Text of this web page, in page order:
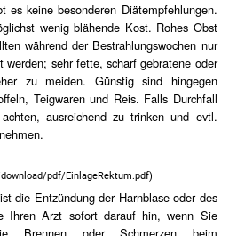
es keine besonderen Diätempfehlungen.
wenig blähende Kost. Rohes Obst
während der Bestrahlungswochen nur
werden; sehr fette, scharf gebratene oder
zu meiden. Günstig sind hingegen
Teigwaren und Reis. Falls Durchfall
ausreichend zu trinken und evtl.
pdf/EinlageRektum.pdf)
die Entzündung der Harnblase oder des
Ihren Arzt sofort darauf hin, wenn Sie
Brennen oder Schmerzen beim